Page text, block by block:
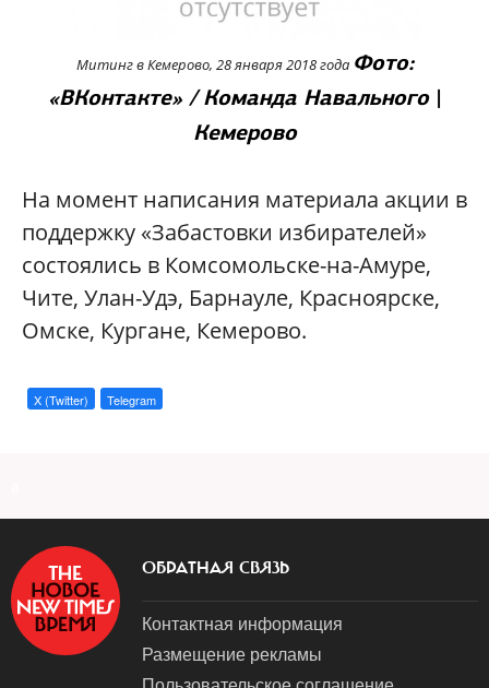
Митинг в Кемерово, 28 января 2018 года Фото:
«ВКонтакте» / Команда Навального |
Кемерово
На момент написания материала акции в
поддержку «Забастовки избирателей»
состоялись в Комсомольске-на-Амуре,
Чите, Улан-Удэ, Барнауле, Красноярске,
Омске, Кургане, Кемерово.
X (Twitter) Telegram
ОБРАТНАЯ СВЯЗЬ
Контактная информация
Размещение рекламы